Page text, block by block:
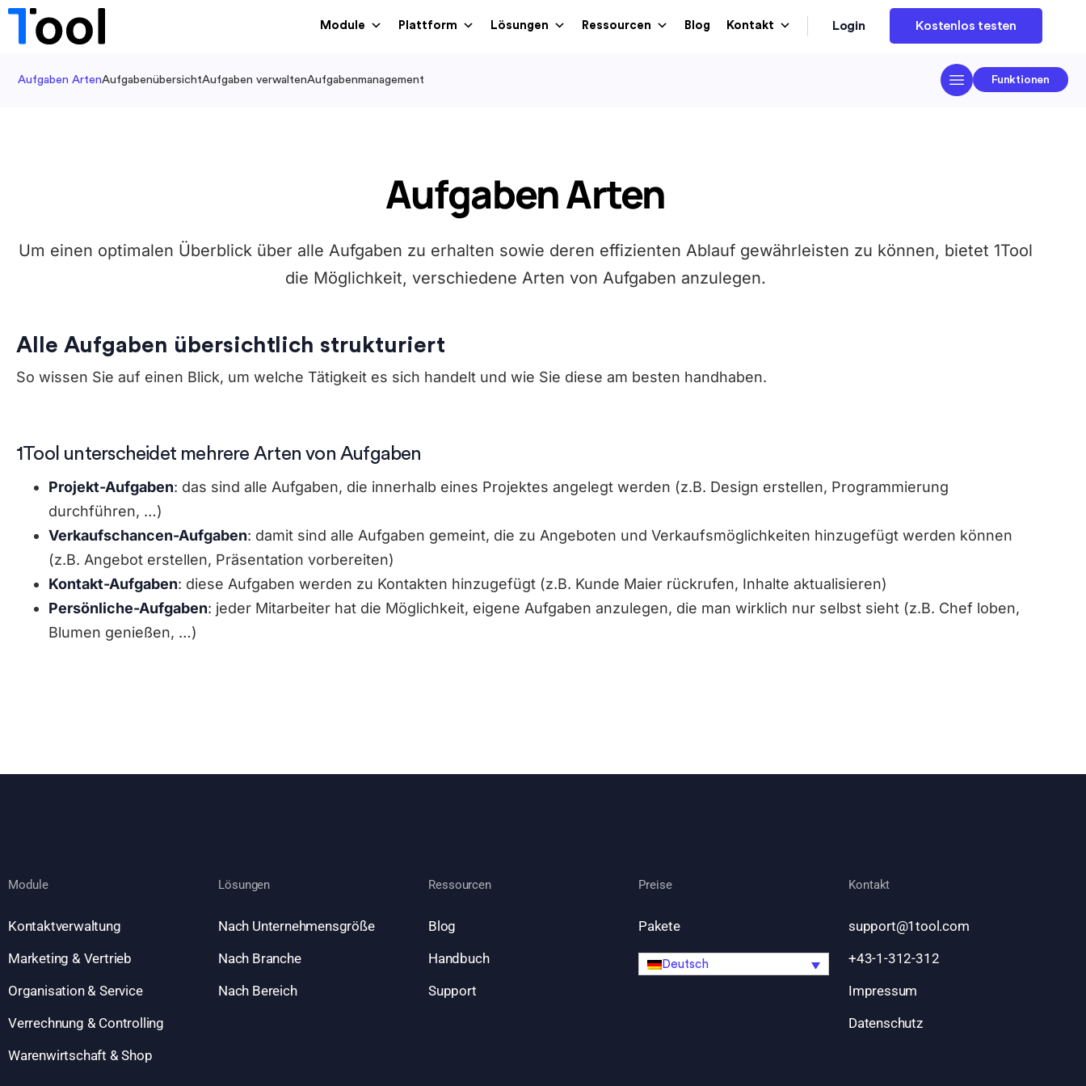
Module Plattform Lösungen Ressourcen Blog Kontakt Login Kostenlos testen
Aufgaben ArtenAufgabenübersichtAufgaben verwaltenAufgabenmanagement Funktionen
Aufgaben Arten
Um einen optimalen Überblick über alle Aufgaben zu erhalten sowie deren effizienten Ablauf gewährleisten zu können, bietet 1Tool
die Möglichkeit, verschiedene Arten von Aufgaben anzulegen.
Alle Aufgaben übersichtlich strukturiert
So wissen Sie auf einen Blick, um welche Tätigkeit es sich handelt und wie Sie diese am besten handhaben.
1Tool unterscheidet mehrere Arten von Aufgaben
Projekt-Aufgaben: das sind alle Aufgaben, die innerhalb eines Projektes angelegt werden (z.B. Design erstellen, Programmierung
durchführen, …)
Verkaufschancen-Aufgaben: damit sind alle Aufgaben gemeint, die zu Angeboten und Verkaufsmöglichkeiten hinzugefügt werden können
(z.B. Angebot erstellen, Präsentation vorbereiten)
Kontakt-Aufgaben: diese Aufgaben werden zu Kontakten hinzugefügt (z.B. Kunde Maier rückrufen, Inhalte aktualisieren)
Persönliche-Aufgaben: jeder Mitarbeiter hat die Möglichkeit, eigene Aufgaben anzulegen, die man wirklich nur selbst sieht (z.B. Chef loben,
Blumen genießen, …)
Module
Kontaktverwaltung
Marketing & Vertrieb
Organisation & Service
Verrechnung & Controlling
Warenwirtschaft & Shop
Lösungen
Nach Unternehmensgröße
Nach Branche
Nach Bereich
Ressourcen
Blog
Handbuch
Support
Preise
Pakete
Deutsch
Kontakt
support@1tool.com
+43-1-312-312
Impressum
Datenschutz